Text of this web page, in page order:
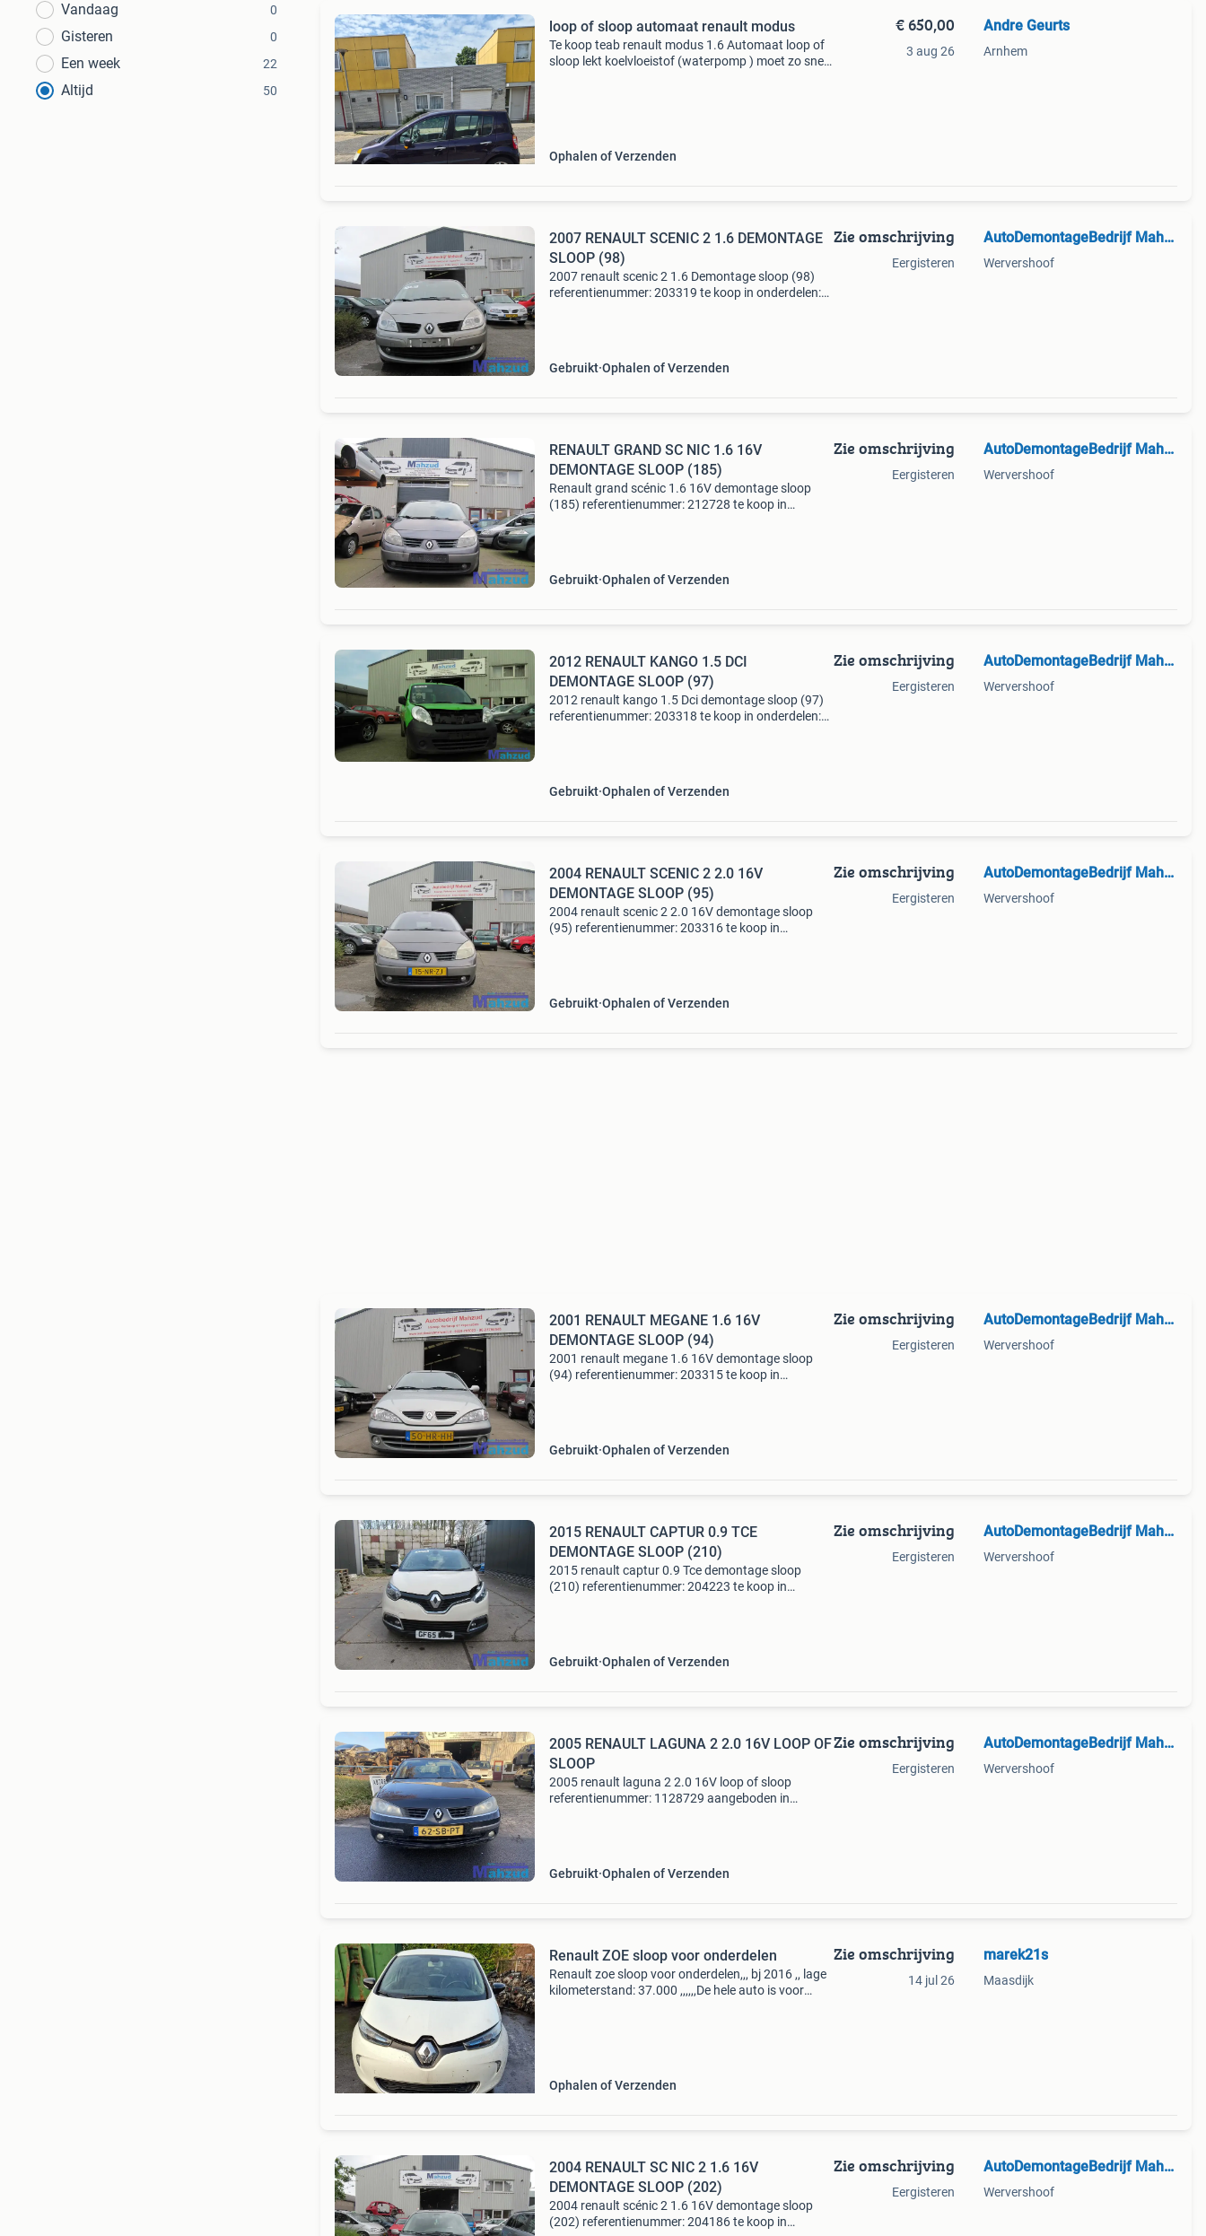
Vandaag
0
Gisteren 0
Een week 22
Altijd 50
loop of sloop automaat renault modus
Te koop teab renault modus 1.6 Automaat loop of
sloop lekt koelvloeistof (waterpomp ) moet zo snel
Ophalen of Verzenden
€ 650,00
3 aug 26
Andre Geurts
Arnhem
2007 RENAULT SCENIC 2 1.6 DEMONTAGE
SLOOP (98)
2007 renault scenic 2 1.6 Demontage sloop (98)
referentienummer: 203319 te koop in onderdelen:
Gebruikt Ophalen of Verzenden
Zie omschrijving
Eergisteren
AutoDemontageBedrijf Mahzud
Wervershoof
RENAULT GRAND SC NIC 1.6 16V
DEMONTAGE SLOOP (185)
Renault grand scénic 1.6 16V demontage sloop
(185) referentienummer: 212728 te koop in
Gebruikt Ophalen of Verzenden
Zie omschrijving
Eergisteren
AutoDemontageBedrijf Mahzud
Wervershoof
2012 RENAULT KANGO 1.5 DCI
DEMONTAGE SLOOP (97)
2012 renault kango 1.5 Dci demontage sloop (97)
referentienummer: 203318 te koop in onderdelen:
Gebruikt Ophalen of Verzenden
Zie omschrijving
Eergisteren
AutoDemontageBedrijf Mahzud
Wervershoof
2004 RENAULT SCENIC 2 2.0 16V
DEMONTAGE SLOOP (95)
2004 renault scenic 2 2.0 16V demontage sloop
(95) referentienummer: 203316 te koop in
Gebruikt Ophalen of Verzenden
Zie omschrijving
Eergisteren
AutoDemontageBedrijf Mahzud
Wervershoof
2001 RENAULT MEGANE 1.6 16V
DEMONTAGE SLOOP (94)
2001 renault megane 1.6 16V demontage sloop
(94) referentienummer: 203315 te koop in
Gebruikt Ophalen of Verzenden
Zie omschrijving
Eergisteren
AutoDemontageBedrijf Mahzud
Wervershoof
2015 RENAULT CAPTUR 0.9 TCE
DEMONTAGE SLOOP (210)
2015 renault captur 0.9 Tce demontage sloop
(210) referentienummer: 204223 te koop in
Gebruikt Ophalen of Verzenden
Zie omschrijving
Eergisteren
AutoDemontageBedrijf Mahzud
Wervershoof
2005 RENAULT LAGUNA 2 2.0 16V LOOP OF
SLOOP
2005 renault laguna 2 2.0 16V loop of sloop
referentienummer: 1128729 aangeboden in
Gebruikt Ophalen of Verzenden
Zie omschrijving
Eergisteren
AutoDemontageBedrijf Mahzud
Wervershoof
Renault ZOE sloop voor onderdelen
Renault zoe sloop voor onderdelen,,, bj 2016 ,, lage
kilometerstand: 37.000 ,,,,,,De hele auto is voor
Ophalen of Verzenden
Zie omschrijving
14 jul 26
marek21s
Maasdijk
2004 RENAULT SC NIC 2 1.6 16V
DEMONTAGE SLOOP (202)
2004 renault scénic 2 1.6 16V demontage sloop
(202) referentienummer: 204186 te koop in
Zie omschrijving
Eergisteren
AutoDemontageBedrijf Mahzud
Wervershoof